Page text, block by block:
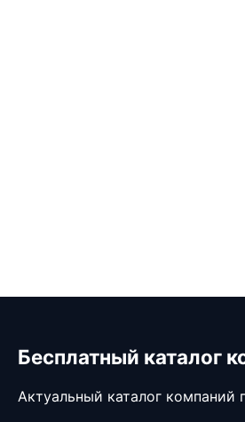
Бесплатный каталог
Актуальный каталог компаний